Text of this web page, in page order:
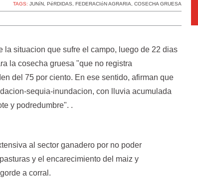
TAGS:JUNíN ,PéRDIDAS ,FEDERACIóN AGRARIA ,COSECHA GRUESA
la situacion que sufre el campo, luego de 22 dias
la cosecha gruesa "que no registra
del 75 por ciento. En ese sentido, afirman que
sequia-inundacion, con lluvia acumulada
y podredumbre". .
al sector ganadero por no poder
y el encarecimiento del maiz y
a corral.